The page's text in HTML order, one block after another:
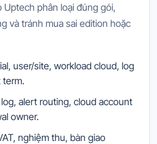
phân loại đúng gói,
và tránh mua sai edition hoặc
user/site, workload cloud, log
alert routing, cloud account
owner.
nghiệm thu, bàn giao